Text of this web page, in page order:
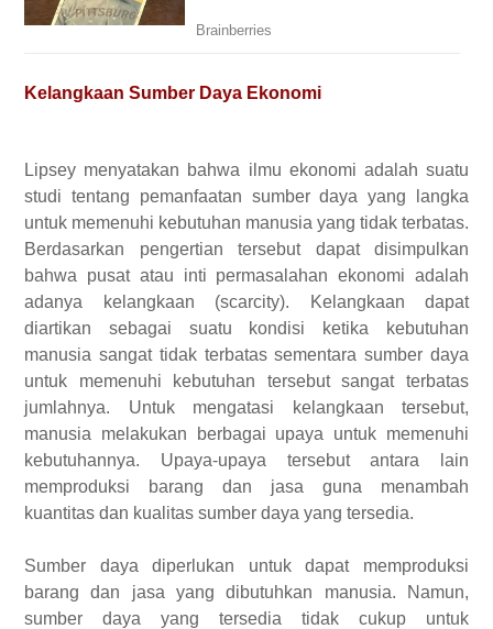
Kelangkaan Sumber Daya Ekonomi
Lipsey menyatakan bahwa ilmu ekonomi adalah suatu
studi tentang pemanfaatan sumber daya yang langka
untuk memenuhi kebutuhan manusia yang tidak terbatas.
Berdasarkan pengertian tersebut dapat disimpulkan
bahwa pusat atau inti permasalahan ekonomi adalah
adanya kelangkaan (scarcity). Kelangkaan dapat
diartikan sebagai suatu kondisi ketika kebutuhan
manusia sangat tidak terbatas sementara sumber daya
untuk memenuhi kebutuhan tersebut sangat terbatas
jumlahnya. Untuk mengatasi kelangkaan tersebut,
manusia melakukan berbagai upaya untuk memenuhi
kebutuhannya. Upaya-upaya tersebut antara lain
memproduksi barang dan jasa guna menambah
kuantitas dan kualitas sumber daya yang tersedia.
Sumber daya diperlukan untuk dapat memproduksi
barang dan jasa yang dibutuhkan manusia. Namun,
sumber daya yang tersedia tidak cukup untuk